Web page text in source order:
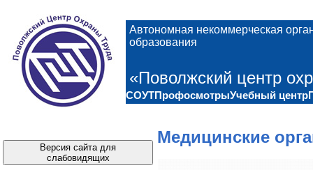
Автономная некоммерческая
образования
«Поволжский центр
СОУТПрофосмотрыУчебный центр
Версия сайта для
слабовидящих
Медицинские